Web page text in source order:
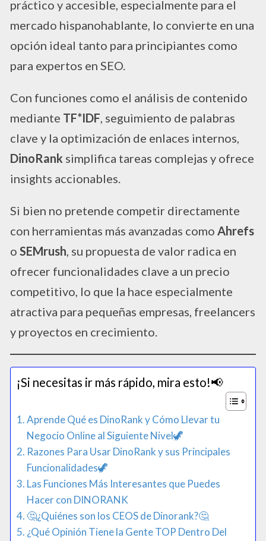
práctico y accesible, especialmente para el
mercado hispanohablante, lo convierte en una
opción ideal tanto para principiantes como
para expertos en SEO.
Con funciones como el análisis de contenido
mediante TF*IDF, seguimiento de palabras
clave y la optimización de enlaces internos,
DinoRank simplifica tareas complejas y ofrece
insights accionables.
Si bien no pretende competir directamente
con herramientas más avanzadas como Ahrefs
o SEMrush, su propuesta de valor radica en
ofrecer funcionalidades clave a un precio
competitivo, lo que la hace especialmente
atractiva para pequeñas empresas, freelancers
y proyectos en crecimiento.
¡Si necesitas ir más rápido, mira esto!📢​
Aprende Qué es DinoRank y Cómo Llevar tu
Negocio Online al Siguiente Nivel🦖
Razones Para Usar DinoRank y sus Principales
Funcionalidades🦖
Las Funciones Más Interesantes que Puedes
Hacer con DINORANK
🤔​¿Quiénes son los CEOS de Dinorank?🤔​
¿Qué Opinión Tiene la Gente TOP Dentro Del